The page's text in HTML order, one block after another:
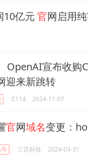
10亿元 官网启用
OpenAI宣布收购
迎来新跳转
C114 2024-11-07
官网域名变更：
三言科技 2024-03-31